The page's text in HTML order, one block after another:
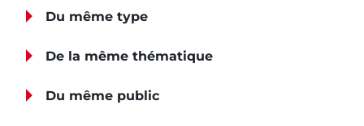
Du même type
De la même thématique
Du même public